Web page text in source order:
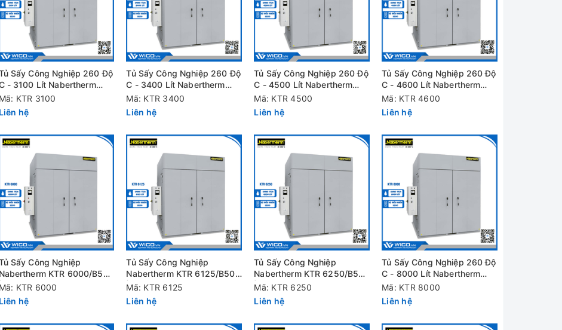
Sấy Công Nghiệp 260 Độ
- 3100 Lít Nabertherm
KTR 3100/B500
Mã: KTR 3100
Liên hệ
Tủ Sấy Công Nghiệp 260 Độ
C - 3400 Lít Nabertherm
KTR 3400/B500
Mã: KTR 3400
Liên hệ
Tủ Sấy Công Nghiệp 260 Độ
C - 4500 Lít Nabertherm
KTR 4500/B500
Mã: KTR 4500
Liên hệ
Tủ Sấy Công Nghiệp 260 Độ
C - 4600 Lít Nabertherm
KTR 4600/B500
Mã: KTR 4600
Liên hệ
Sấy Công Nghiệp
Nabertherm KTR 6000/B500
| 260 Độ C - 6000 Lít
Mã: KTR 6000
Liên hệ
Tủ Sấy Công Nghiệp
Nabertherm KTR 6125/B500
| 260 Độ C - 6125 Lít
Mã: KTR 6125
Liên hệ
Tủ Sấy Công Nghiệp
Nabertherm KTR 6250/B500
| 260 Độ C - 6250 Lít
Mã: KTR 6250
Liên hệ
Tủ Sấy Công Nghiệp 260 Độ
C - 8000 Lít Nabertherm
KTR 8000/B500
Mã: KTR 8000
Liên hệ